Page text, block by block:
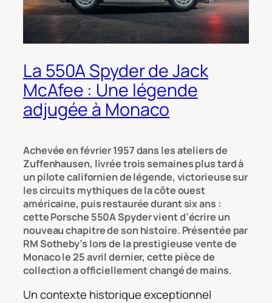
La 550A Spyder de Jack
McAfee : Une légende
adjugée à Monaco
Achevée en février 1957 dans les ateliers de
Zuffenhausen, livrée trois semaines plus tard à
un pilote californien de légende, victorieuse sur
les circuits mythiques de la côte ouest
américaine, puis restaurée durant six ans :
cette Porsche 550A Spyder vient d’écrire un
nouveau chapitre de son histoire. Présentée par
RM Sotheby’s lors de la prestigieuse vente de
Monaco le 25 avril dernier, cette pièce de
collection a officiellement changé de mains.
Un contexte historique exceptionnel